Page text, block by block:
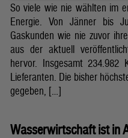
So viele wie nie wählten im
Energie. Von Jänner bis
Gaskunden wie nie zuvor
aus der aktuell
hervor. Insgesamt 234.982
Lieferanten. Die bisher
gegeben, […]
Wasserwirtschaft ist in